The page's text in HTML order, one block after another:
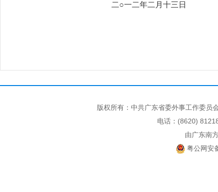
二○一二年二月十三日
版权所有：中共广东省委外事工作委
电话：(8620)
由广东南
粤公网安